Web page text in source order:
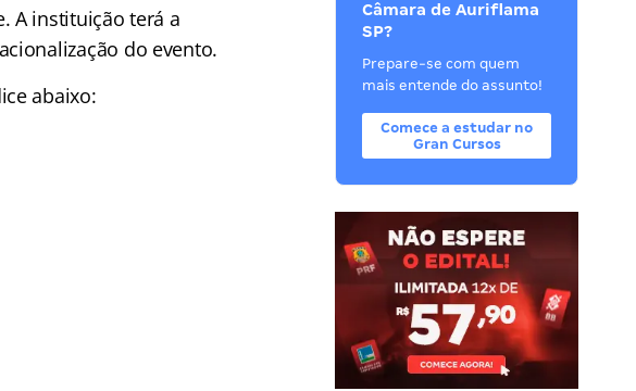
A instituição terá a
do evento.
abaixo:
Câmara de Auriflama
SP?
Prepare-se com quem
mais entende do assunto!
Comece a estudar no
Gran Cursos